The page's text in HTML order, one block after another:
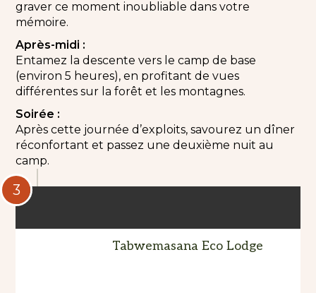
graver ce moment inoubliable dans votre
mémoire.
Après-midi :
Entamez la descente vers le camp de base
(environ 5 heures), en profitant de vues
différentes sur la forêt et les montagnes.
Soirée :
Après cette journée d’exploits, savourez un dîner
réconfortant et passez une deuxième nuit au
camp.
3
Tabwemasana Eco Lodge